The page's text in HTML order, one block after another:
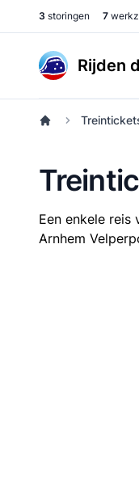
3 storingen 7
Rijden
Een enkele
Arnhem